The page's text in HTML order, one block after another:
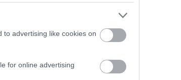
to advertising like cookies on
for online advertising